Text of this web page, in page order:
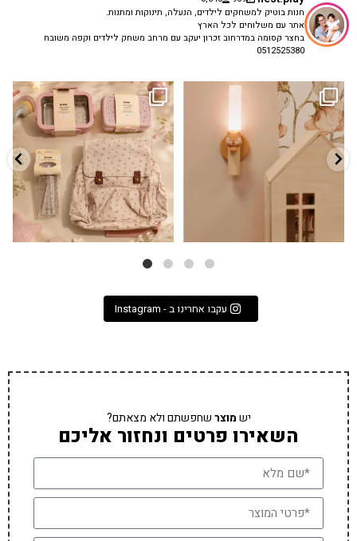
חנות בוטיק למשחקים לילדים, הנעלה, תינוקות ומתנות.
אתר עם משלוחים לכל הארץ
בחצר קסומה במדרחוב זכרון יעקב עם מרחב משחק לילדים וקפה משובח
0512525380
✨ חוזרים למסגרת בסטייל! ✨
הקולקציה החדשה...
9 4
גם פריט עיצובי לחדר, גם מנורת לילה
...
3 0
עקבו אחרינו ב - Instagram
ישמוצרשחפשתם ולא מצאתם?
השאירו פרטים ונחזור אליכם